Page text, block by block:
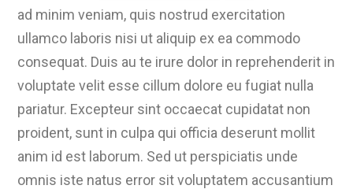
ad minim veniam, quis nostrud exercitation
ullamco laboris nisi ut aliquip ex ea commodo
consequat. Duis au te irure dolor in reprehenderit in
voluptate velit esse cillum dolore eu fugiat nulla
pariatur. Excepteur sint occaecat cupidatat non
proident, sunt in culpa qui officia deserunt mollit
anim id est laborum. Sed ut perspiciatis unde
omnis iste natus error sit voluptatem accusantium